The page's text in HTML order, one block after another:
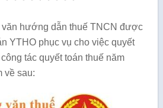
hướng dẫn thuế TNCN được
YTHO phục vụ cho việc quyết
tác quyết toán thuế năm
về sau: